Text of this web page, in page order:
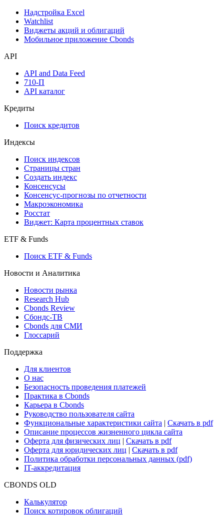
Надстройка Excel
Watchlist
Виджеты акций и облигаций
Мобильное приложение Cbonds
API
API and Data Feed
710-П
API каталог
Кредиты
Поиск кредитов
Индексы
Поиск индексов
Страницы стран
Создать индекс
Консенсусы
Консенсус-прогнозы по отчетности
Макроэкономика
Росстат
Виджет: Карта процентных ставок
ETF & Funds
Поиск ETF & Funds
Новости и Аналитика
Новости рынка
Research Hub
Cbonds Review
Сбондс-ТВ
Cbonds для СМИ
Глоссарий
Поддержка
Для клиентов
О нас
Безопасность проведения платежей
Практика в Cbonds
Карьера в Cbonds
Руководство пользователя сайта
Функциональные характеристики сайта | Скачать в pdf
Описание процессов жизненного цикла сайта
Оферта для физических лиц | Скачать в pdf
Оферта для юридических лиц | Скачать в pdf
Политика обработки персональных данных (pdf)
IT-аккредитация
CBONDS OLD
Калькулятор
Поиск котировок облигаций